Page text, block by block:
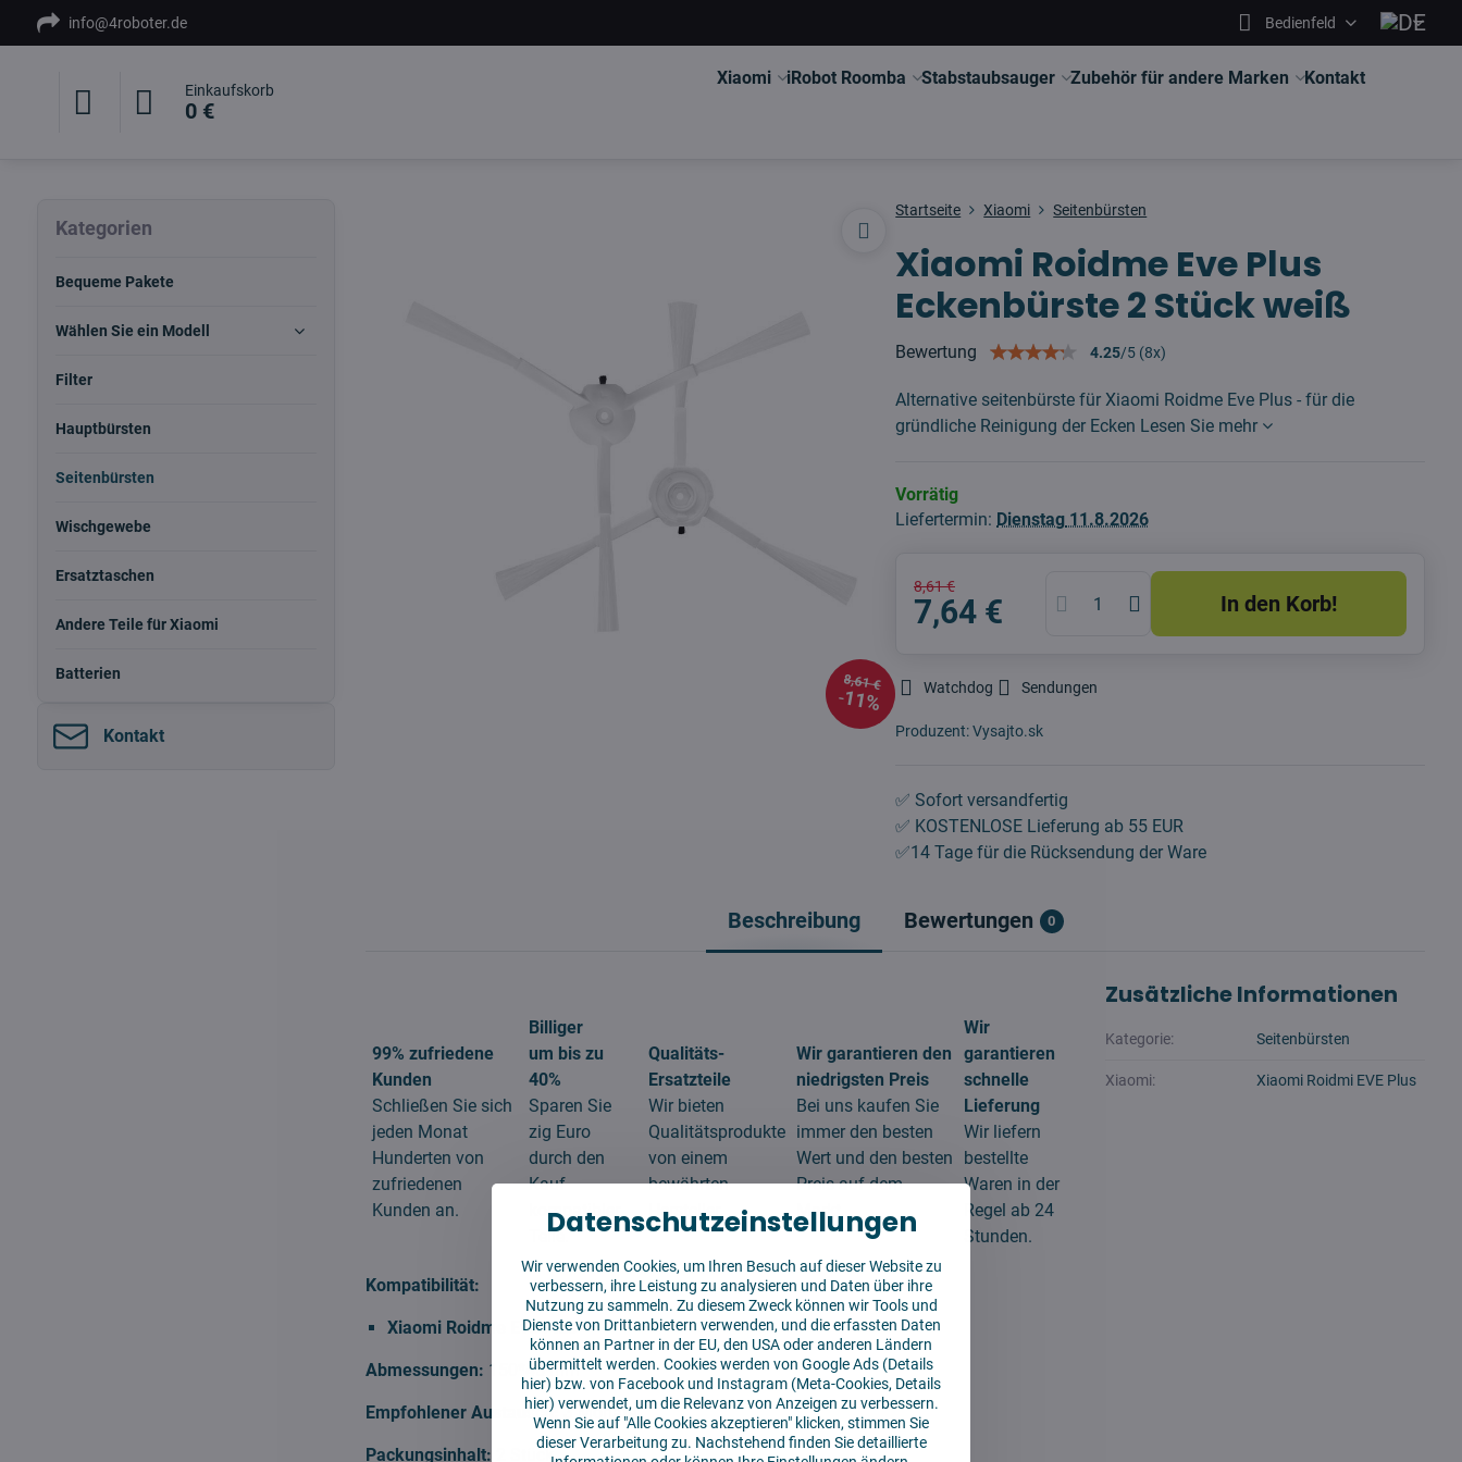
info@4roboter.de Bedienfeld
Einkaufskorb
0 €
Xiaomi iRobot Roomba Stabstaubsauger Zubehör für andere Marken Kontakt
8,61 €
11%
Startseite Xiaomi Seitenbürsten
Xiaomi Roidme Eve Plus
Eckenbürste 2 Stück weiß
Bewertung 4.25/5 (8x)
Alternative seitenbürste für Xiaomi Roidme Eve Plus - für die
gründliche Reinigung der Ecken Lesen Sie mehr
Vorrätig
Liefertermin: Dienstag 11.8.2026
8,61 €
7,64 € In den Korb!
Watchdog Sendungen
Produzent:Vysajto.sk
✅ Sofort versandfertig
✅ KOSTENLOSE Lieferung ab 55 EUR
✅14 Tage für die Rücksendung der Ware
Beschreibung Bewertungen 0
99% zufriedene
Kunden
Schließen Sie sich
jeden Monat
Hunderten von
zufriedenen
Kunden an.
Billiger
um bis zu
40%
Sparen Sie
zig Euro
durch den
Kauf
kompatibler
Teile.
Qualitäts-
Ersatzteile
Wir bieten
Qualitätsprodukte
von einem
bewährten
Hersteller.
Wir garantieren den
niedrigsten Preis
Bei uns kaufen Sie
immer den besten
Wert und den besten
Preis auf dem
Markt.
Wir
garantieren
schnelle
Lieferung
Wir liefern
bestellte
Waren in der
Regel ab 24
Stunden.
Kompatibilität:
Xiaomi Roidme Eve Plus
Abmessungen: 150*45 mm
Empfohlener Austausch:3 Monate
Packungsinhalt: 2 Stück
Zusätzliche Informationen
Kategorie: Seitenbürsten
Xiaomi: Xiaomi Roidmi EVE Plus
Kategorien
Bequeme Pakete
Wählen Sie ein Modell
Filter
Hauptbürsten
Seitenbürsten
Wischgewebe
Ersatztaschen
Andere Teile für Xiaomi
Batterien
Kontakt
Datenschutzeinstellungen
Wir verwenden Cookies, um Ihren Besuch auf dieser Website zu
verbessern, ihre Leistung zu analysieren und Daten über ihre
Nutzung zu sammeln. Zu diesem Zweck können wir Tools und
Dienste von Drittanbietern verwenden, und die erfassten Daten
können an Partner in der EU, den USA oder anderen Ländern
übermittelt werden. Cookies werden von Google Ads (Details
hier) bzw. von Facebook und Instagram (Meta-Cookies, Details
hier) verwendet, um die Relevanz von Anzeigen zu verbessern.
Wenn Sie auf "Alle Cookies akzeptieren" klicken, stimmen Sie
dieser Verarbeitung zu. Nachstehend finden Sie detaillierte